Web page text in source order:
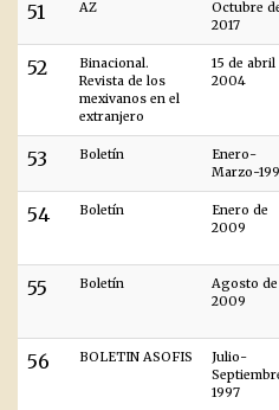
51 AZ
Octubre
2017
52
Binacional.
Revista de los
mexivanos en el
extranjero
15 de abril
2004
53 Boletín
Enero-
Marzo-
54 Boletín
Enero de
2009
55 Boletín
Agosto de
2009
56 BOLETIN ASOFIS
Julio-
1997